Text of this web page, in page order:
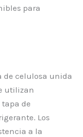
para
de celulosa unida
utilizan
de
Los
a la